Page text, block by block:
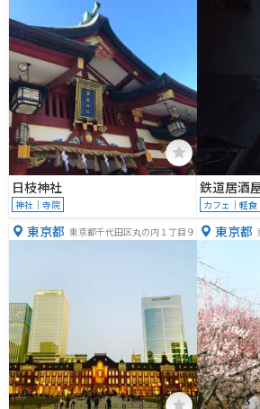
日枝神社
神社｜寺院
鉄道居酒
カフェ｜軽食
東京都 東京都千代田区丸の内１丁目９ 東京都